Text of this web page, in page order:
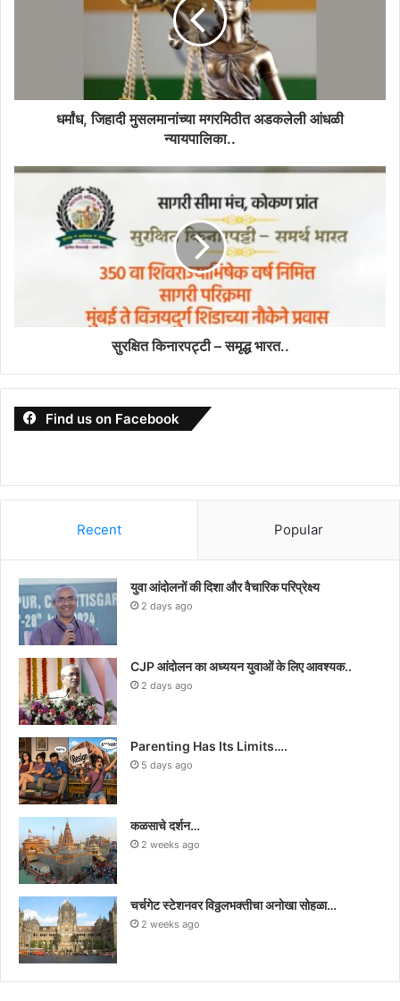
धर्मांध, जिहादी मुसलमानांच्या मगरमिठीत अडकलेली आंधळी
न्यायपालिका..
सुरक्षित किनारपट्टी – समृद्ध भारत..
Find us on Facebook
Recent Popular
युवा आंदोलनों की दिशा और वैचारिक परिप्रेक्ष्य
2 days ago
CJP आंदोलन का अध्ययन युवाओं के लिए आवश्यक..
2 days ago
Parenting Has Its Limits….
5 days ago
कळसाचे दर्शन…
2 weeks ago
चर्चगेट स्टेशनवर विठ्ठलभक्तीचा अनोखा सोहळा…
2 weeks ago